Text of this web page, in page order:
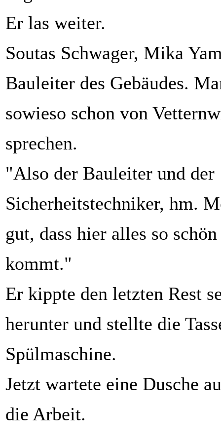
Er las weiter.
Soutas Schwager, Mika
Bauleiter des Gebäudes.
sowieso schon von
sprechen.
"Also der Bauleiter und der
Sicherheitstechniker, hm.
gut, dass hier alles so
kommt."
Er kippte den letzten Rest
herunter und stellte die
Spülmaschine.
Jetzt wartete eine Dusche
die Arbeit.